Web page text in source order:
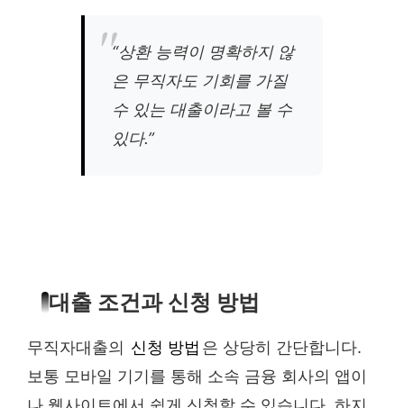
“상환 능력이 명확하지 않
은 무직자도 기회를 가질
수 있는 대출이라고 볼 수
있다.”
대출 조건과 신청 방법
무직자대출의 신청 방법 은 상당히 간단합니다.
보통 모바일 기기를 통해 소속 금융 회사의 앱이